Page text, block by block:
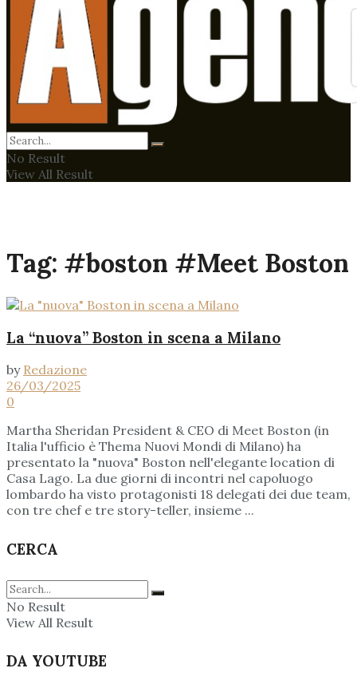
No Result
View All Result
Tag: #boston #Meet Boston
La “nuova” Boston in scena a Milano
by Redazione
26/03/2025
0
Martha Sheridan President & CEO di Meet Boston (in
Italia l'ufficio è Thema Nuovi Mondi di Milano) ha
presentato la "nuova" Boston nell'elegante location di
Casa Lago. La due giorni di incontri nel capoluogo
lombardo ha visto protagonisti 18 delegati dei due team,
con tre chef e tre story-teller, insieme ...
CERCA
No Result
View All Result
DA YOUTUBE